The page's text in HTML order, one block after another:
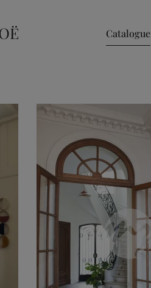
Catalogue